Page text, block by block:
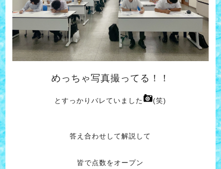
めっちゃ写真撮ってる！！
とすっかりバレていました (笑)
答え合わせして解説して
皆で点数をオープン